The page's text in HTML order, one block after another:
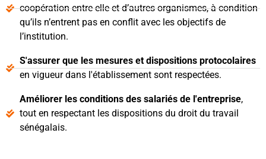
coopération entre elle et d’autres organismes, à condition
qu’ils n’entrent pas en conflit avec les objectifs de
l’institution.
S'assurer que les mesures et dispositions protocolaires
en vigueur dans l'établissement sont respectées.
Améliorer les conditions des salariés de l'entreprise,
tout en respectant les dispositions du droit du travail
sénégalais.